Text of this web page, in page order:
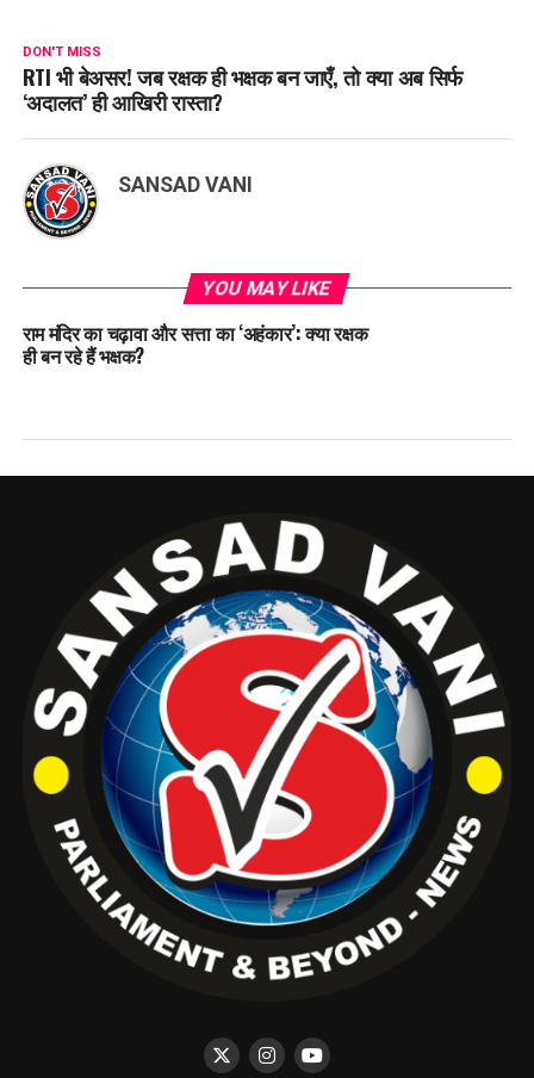
DON'T MISS
RTI भी बेअसर! जब रक्षक ही भक्षक बन जाएँ, तो क्या अब सिर्फ
‘अदालत’ ही आखिरी रास्ता?
SANSAD VANI
YOU MAY LIKE
राम मंदिर का चढ़ावा और सत्ता का ‘अहंकार’: क्या रक्षक
ही बन रहे हैं भक्षक?